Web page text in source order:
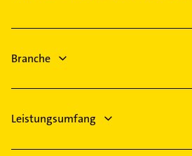
Bönen
Iserlohn
Bauunternehmen
Logopädie
Bestatter
Branche
Leistungsumfang